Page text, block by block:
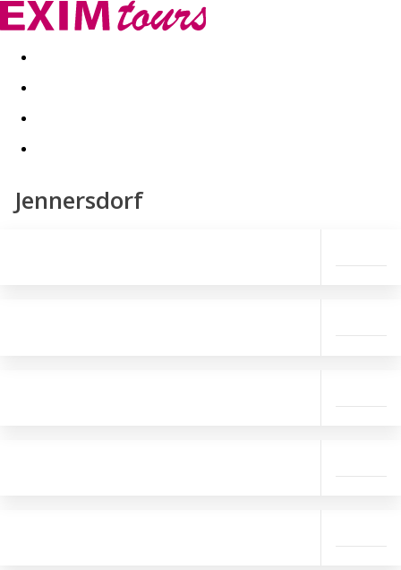
Akční nabídky Last minute
Jennersdorf